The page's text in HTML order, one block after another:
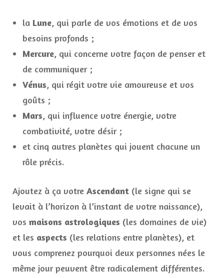
la Lune, qui parle de vos émotions et de vos
besoins profonds ;
Mercure, qui concerne votre façon de penser et
de communiquer ;
Vénus, qui régit votre vie amoureuse et vos
goûts ;
Mars, qui influence votre énergie, votre
combativité, votre désir ;
et cinq autres planètes qui jouent chacune un
rôle précis.
Ajoutez à ça votre Ascendant (le signe qui se
levait à l’horizon à l’instant de votre naissance),
vos maisons astrologiques (les domaines de vie)
et les aspects (les relations entre planètes), et
vous comprenez pourquoi deux personnes nées le
même jour peuvent être radicalement différentes.